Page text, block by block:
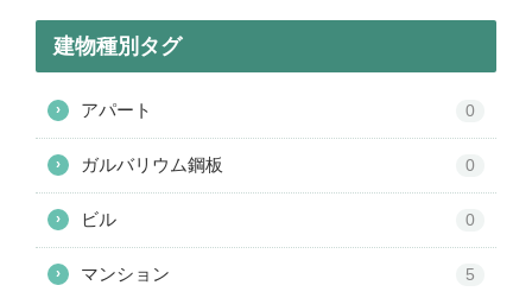
建物種別タグ
› アパート 0
› ガルバリウム鋼板 0
› ビル 0
› マンション 5